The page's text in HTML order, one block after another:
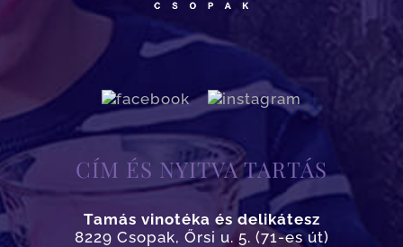
CÍM ÉS NYITVA TARTÁS
Tamás vinotéka és delikátesz
8229 Csopak, Őrsi u. 5. (71-es út)